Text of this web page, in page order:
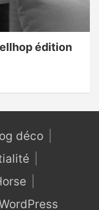
édition
déco